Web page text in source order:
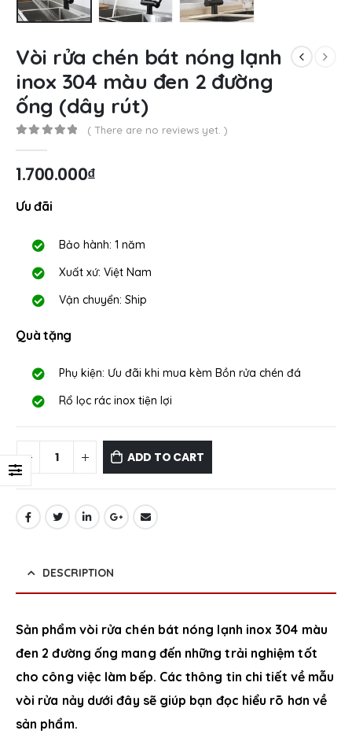
Vòi rửa chén bát nóng lạnh
inox 304 màu đen 2 đường
ống (dây rút)
( There are no reviews yet. )
1.700.000₫
Ưu đãi
Bảo hành: 1 năm
Xuất xứ: Việt Nam
Vận chuyển: Ship
Quà tặng
Phụ kiện: Ưu đãi khi mua kèm Bồn rửa chén đá
Rổ lọc rác inox tiện lợi
ADD TO CART
DESCRIPTION
Sản phẩm vòi rửa chén bát nóng lạnh inox 304 màu
đen 2 đường ống mang đến những trải nghiệm tốt
cho công việc làm bếp. Các thông tin chi tiết về mẫu
vòi rửa nảy dưới đây sẽ giúp bạn đọc hiểu rõ hơn về
sản phẩm.